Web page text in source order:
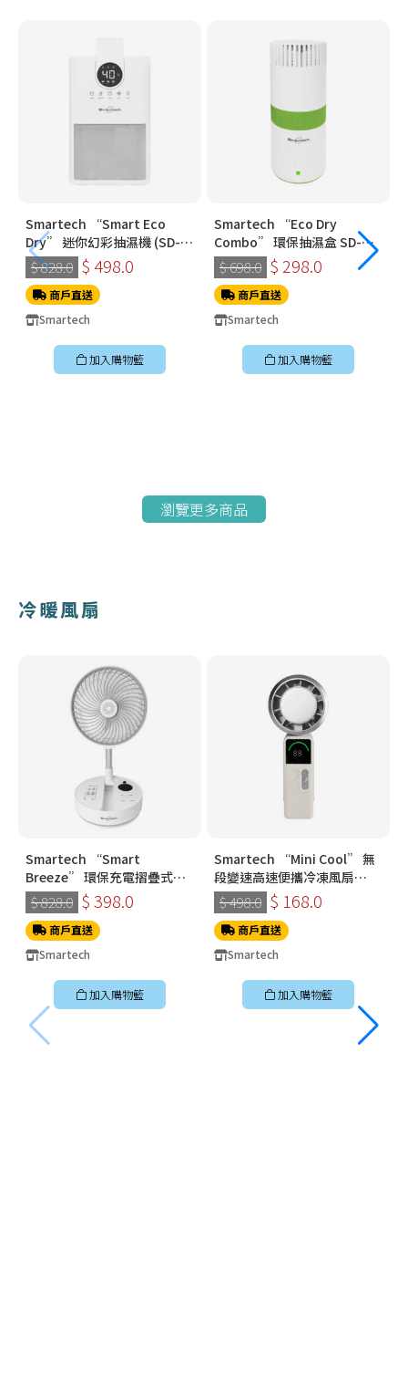
Smartech “Smart Eco
Dry” 迷你幻彩抽濕機 (SD-
1910)
$ 828.0 $ 498.0
商戶直送
Smartech
加入購物籃
Smartech “Eco Dry
Combo” 環保抽濕盒 SD-
3321
$ 698.0 $ 298.0
商戶直送
Smartech
加入購物籃
瀏覽更多商品
冷暖風扇
Smartech “Smart
Breeze” 環保充電摺疊式伸
縮搖擺風扇 SF8918
$ 828.0 $ 398.0
商戶直送
Smartech
加入購物籃
Smartech “Mini Cool” 無
段變速高速便攜冷凍風扇
SG3718
$ 498.0 $ 168.0
商戶直送
Smartech
加入購物籃